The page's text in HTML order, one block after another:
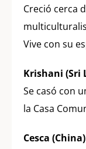
Creció cerca
Vive con su
Krishani (Sri
Se casó con
la Casa
Cesca (China)